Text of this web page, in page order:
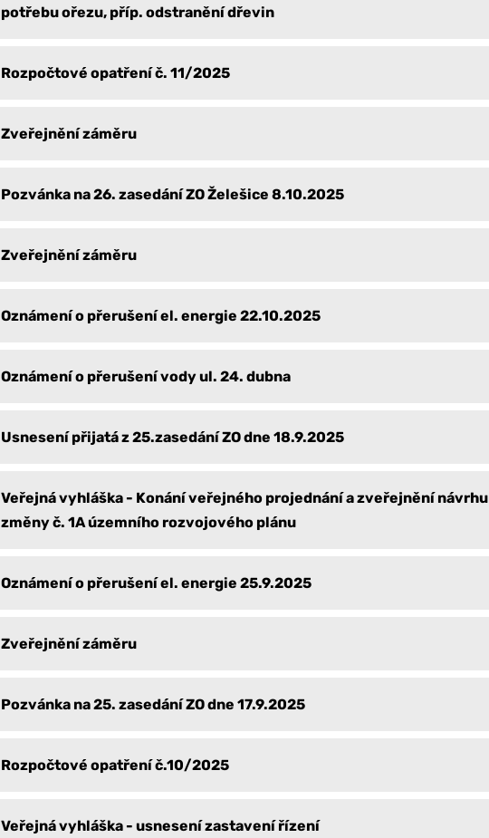
potřebu ořezu, příp. odstranění dřevin
Rozpočtové opatření č. 11/2025
Zveřejnění záměru
Pozvánka na 26. zasedání ZO Želešice 8.10.2025
Zveřejnění záměru
Oznámení o přerušení el. energie 22.10.2025
Oznámení o přerušení vody ul. 24. dubna
Usnesení přijatá z 25.zasedání ZO dne 18.9.2025
Veřejná vyhláška - Konání veřejného projednání a zveřejnění návrhu
změny č. 1A územního rozvojového plánu
Oznámení o přerušení el. energie 25.9.2025
Zveřejnění záměru
Pozvánka na 25. zasedání ZO dne 17.9.2025
Rozpočtové opatření č.10/2025
Veřejná vyhláška - usnesení zastavení řízení